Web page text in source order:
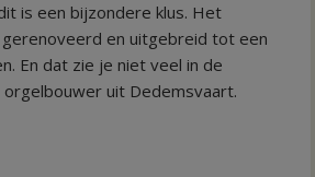
is een bijzondere klus. Het
en uitgebreid tot een
En dat zie je niet veel in de
uit Dedemsvaart.